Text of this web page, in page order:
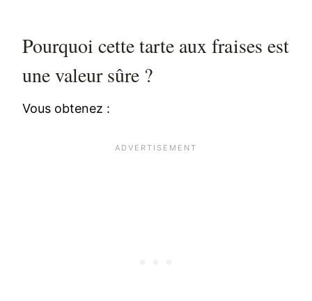
Pourquoi cette tarte aux fraises est
une valeur sûre ?
Vous obtenez :